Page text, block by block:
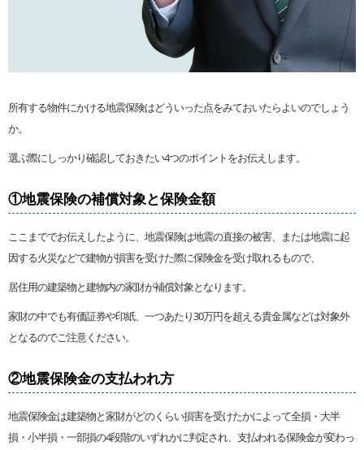
所有する物件にかける地震保険はどういった点をみておいたらよいのでしょう
か。
選ぶ際にしっかり確認しておきたい4つのポイントをお伝えします。
①地震保険の補償対象と保険金額
ここまででお伝えしたように、地震保険は地震の直接の被害、または地震に起
因する火災などで建物が損害を受けた際に保険金を受け取れるもので、
居住用の建築物と建物内の家財が補償対象となります。
家財の中でも有価証券や印紙、一つあたり30万円を超える貴金属などは対象外
となるのでご注意ください。
②地震保険金の支払われ方
地震保険金は建築物と家財がどのくらい損害を受けたかによって全損・大半
損・小半損・一部損の4段階のいずれかに判定され、支払われる保険金が変わっ